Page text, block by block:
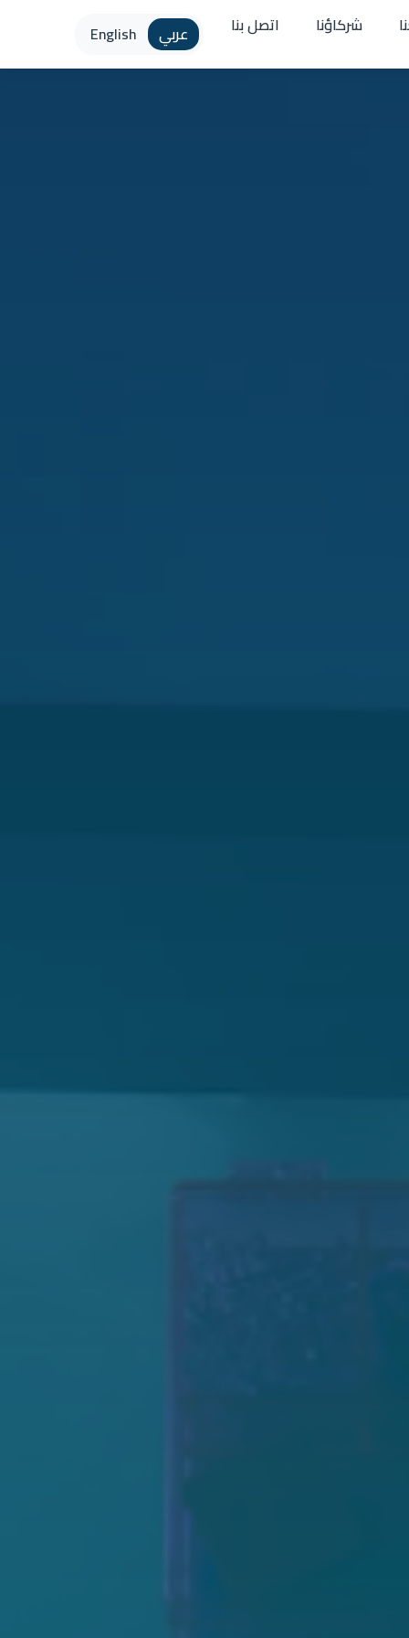
شركاؤنا اتصل بنا عربي English